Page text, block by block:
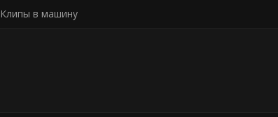
Клипы в машину